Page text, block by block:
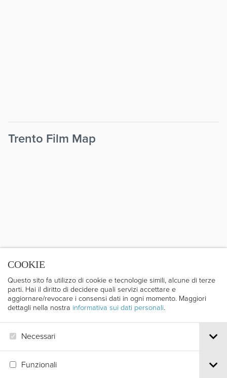
COOKIE
Questo sito fa utilizzo di cookie e tecnologie simili, alcune di terze
parti. Hai il diritto di decidere quali servizi accettare e
aggiornare/revocare i consensi dati in ogni momento. Maggiori
dettagli nella nostra informativa sui dati personali.
Necessari
Funzionali
Trento Film Map